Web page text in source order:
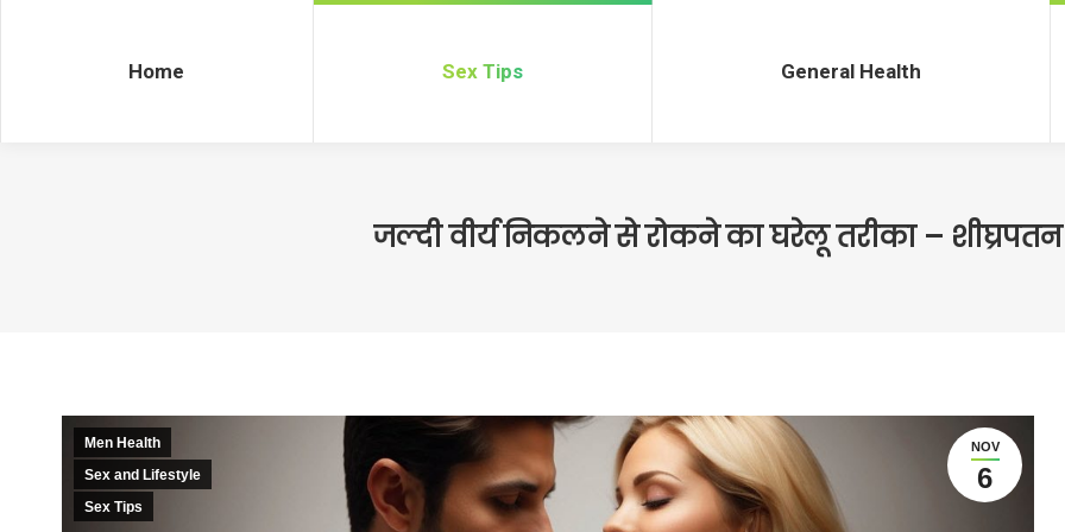
Home Sex Tips General Health
जल्दी वीर्य निकलने से रोकने का घरेलू तरीका –
NOV
6
Men Health
Sex and Lifestyle
Sex Tips